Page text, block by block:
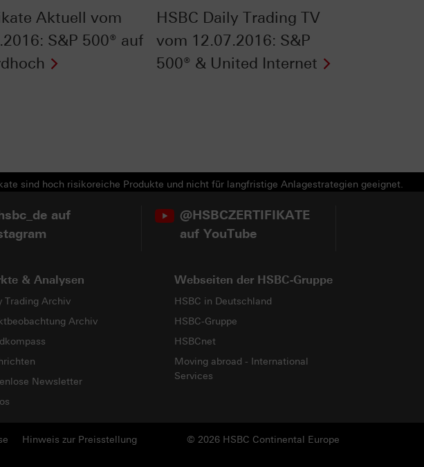
Aktuell vom
S&P 500® auf
HSBC Daily Trading TV
vom 12.07.2016: S&P
500® & United Internet
sind hoch risikoreiche Produkte und nicht für langfristige Anlagestrategien geeignet.
auf
@HSBCZERTIFIKATE
auf YouTube
& Analysen
Trading Archiv
Archiv
Newsletter
Webseiten der HSBC-Gruppe
HSBC in Deutschland
HSBC-Gruppe
HSBCnet
Moving abroad - International
Services
© 2026 HSBC Continental Europe
Hinweis zur Preisstellung